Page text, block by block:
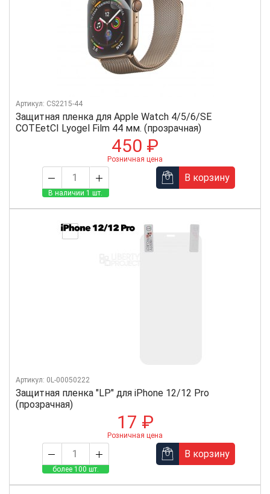
Защитная пленка для Apple Watch 4/5/6/SE
COTEetCI Lyogel Film 44 мм. (прозрачная)
Артикул: CS2215-44
450 ₽
Розничная цена
В наличии 1 шт.
В корзину
Защитная пленка "LP" для iPhone 12/12 Pro
(прозрачная)
Артикул: 0L-00050222
17 ₽
Розничная цена
более 100 шт.
В корзину